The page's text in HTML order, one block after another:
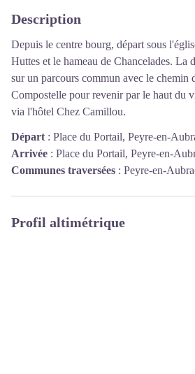
Description
Depuis le centre bourg, départ sous
Huttes et le hameau de Chancelades. La
sur un parcours commun avec le chemin
Compostelle pour revenir par le haut du
via l'hôtel Chez Camillou.
Départ : Place du Portail, Peyre-en-
Arrivée : Place du Portail, Peyre-en-
Communes traversées : Peyre-en-
Profil altimétrique